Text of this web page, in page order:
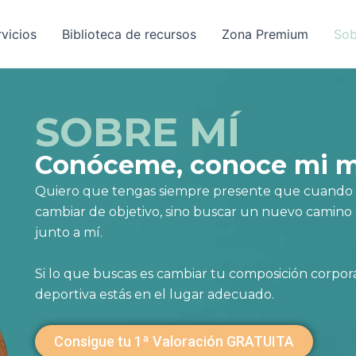
Biblioteca de recursos Zona Premium
SOBRE MÍ
Conóceme, conoce mi
Quiero que tengas siempre presente que
cambiar de objetivo, sino buscar un nuevo
junto a mí.
Si lo que buscas es cambiar tu composición
deportiva estás en el lugar adecuado.
Consigue tu 1ª Valoración GRATUITA